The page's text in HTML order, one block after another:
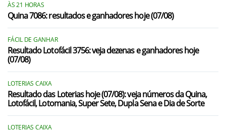
ÀS 21 HORAS
Quina 7086: resultados e ganhadores hoje (07/08)
FÁCIL DE GANHAR
Resultado Lotofácil 3756: veja dezenas e ganhadores hoje
(07/08)
LOTERIAS CAIXA
Resultado das Loterias hoje (07/08): veja números da Quina,
Lotofácil, Lotomania, Super Sete, Dupla Sena e Dia de Sorte
LOTERIAS CAIXA